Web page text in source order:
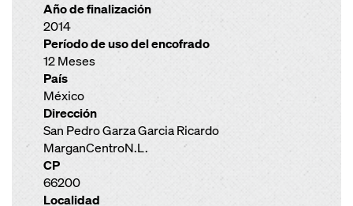
Año de finalización
2014
Período de uso del encofrado
12 Meses
País
México
Dirección
San Pedro Garza Garcia Ricardo
MarganCentroN.L.
CP
66200
Localidad